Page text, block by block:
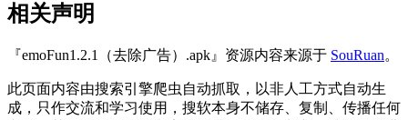
相关声明
『emoFun1.2.1（去除广告）.apk』资源内容来源于 SouRuan。
此页面内容由搜索引擎爬虫自动抓取，以非人工方式自动生
成，只作交流和学习使用，搜软本身不储存、复制、传播任何